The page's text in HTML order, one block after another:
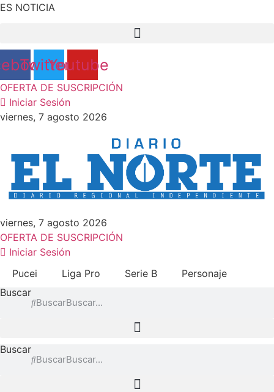
Ir
ES NOTICIA
TwitterYoutube
OFERTA DE SUSCRIPCIÓN
Iniciar Sesión
viernes, 7 agosto 2026
viernes, 7 agosto 2026
OFERTA DE SUSCRIPCIÓN
Iniciar Sesión
Pucei
Liga Pro Serie B
Personaje
Buscar
Buscar
Buscar
Buscar